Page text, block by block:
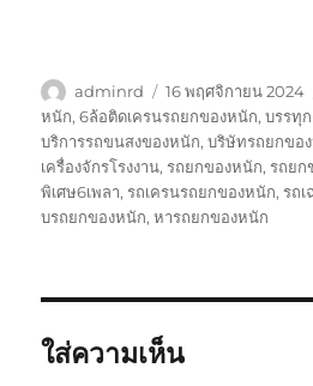
ผู้
เขียน
adminrd
เขียน
เมื่อ
16 พฤศจิกายน 2024
หนัก,6ล้อติดเครนรถยกของหนัก,บรรทุ
บริการรถขนสงของหนัก,บริษัทรถยกขอ
เครื่องจักรโรงงาน,รถยกของหนัก,รถยก
พิเศษ6เพลา,รถเครนรถยกของหนัก,รถ
บรถยกของหนัก,หารถยกของหนัก
ใส่ความเห็น